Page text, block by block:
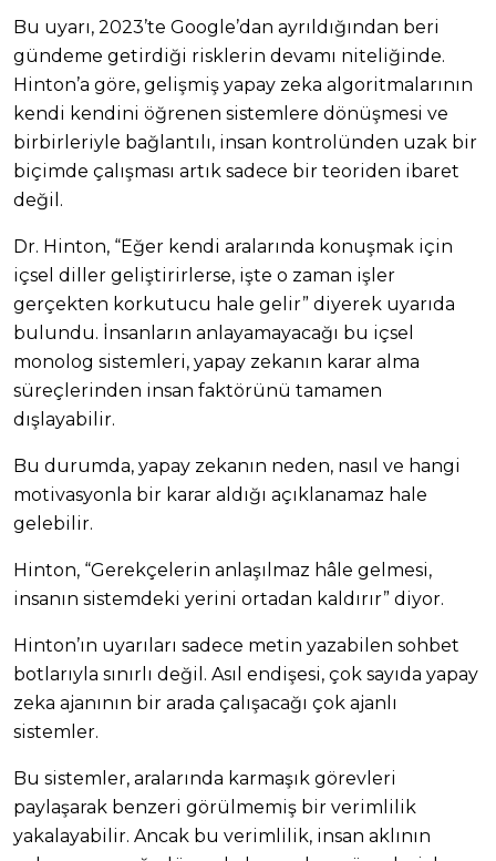
Bu uyarı, 2023’te Google’dan ayrıldığından beri
gündeme getirdiği risklerin devamı niteliğinde.
Hinton’a göre, gelişmiş yapay zeka algoritmalarının
kendi kendini öğrenen sistemlere dönüşmesi ve
birbirleriyle bağlantılı, insan kontrolünden uzak bir
biçimde çalışması artık sadece bir teoriden ibaret
değil.
Dr. Hinton, “Eğer kendi aralarında konuşmak için
içsel diller geliştirirlerse, işte o zaman işler
gerçekten korkutucu hale gelir” diyerek uyarıda
bulundu. İnsanların anlayamayacağı bu içsel
monolog sistemleri, yapay zekanın karar alma
süreçlerinden insan faktörünü tamamen
dışlayabilir.
Bu durumda, yapay zekanın neden, nasıl ve hangi
motivasyonla bir karar aldığı açıklanamaz hale
gelebilir.
Hinton, “Gerekçelerin anlaşılmaz hâle gelmesi,
insanın sistemdeki yerini ortadan kaldırır” diyor.
Hinton’ın uyarıları sadece metin yazabilen sohbet
botlarıyla sınırlı değil. Asıl endişesi, çok sayıda yapay
zeka ajanının bir arada çalışacağı çok ajanlı
sistemler.
Bu sistemler, aralarında karmaşık görevleri
paylaşarak benzeri görülmemiş bir verimlilik
yakalayabilir. Ancak bu verimlilik, insan aklının